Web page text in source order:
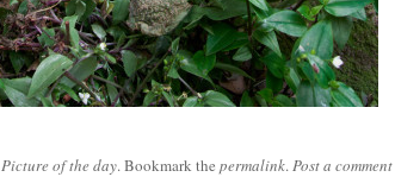
Picture of the day. Bookmark the permalink.Post a comment